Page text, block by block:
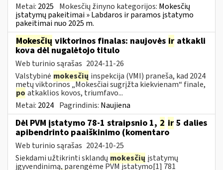
Metai: 2025 Mokesčių žinyno kategorijos: Mokesčių
įstatymų pakeitimai » Labdaros ir paramos įstatymo
pakeitimai nuo 2025 m.
Mokesčių viktorinos finalas: naujovės ir atkakli
kova dėl nugalėtojo titulo
Web turinio sąrašas 2024-11-26
Valstybinė mokesčių inspekcija (VMI) praneša, kad 2024
metų viktorinos „Mokesčiai sugrįžta kiekvienam“ finale,
po atkaklios kovos, triumfavo...
Metai: 2024 Pagrindinis: Naujiena
Dėl PVM įstatymo 78-1 straipsnio 1, 2 ir 5 dalies
apibendrinto paaiškinimo (komentaro
Web turinio sąrašas 2024-10-25
Siekdami užtikrinti sklandų mokesčių įstatymų
įgyvendinimą, parengėme PVM įstatymo[1] 781